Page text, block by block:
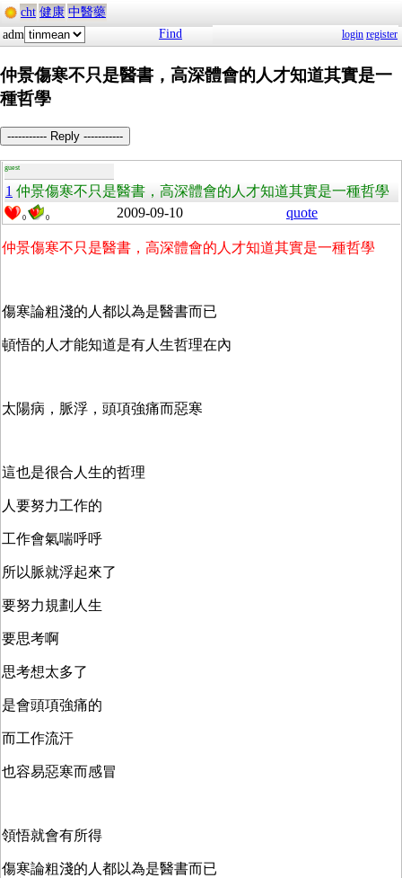
cht 健康 中醫藥
adm
Find login register
仲景傷寒不只是醫書，高深體會的人才知道其實是一
種哲學
----------- Reply -----------
guest
1 仲景傷寒不只是醫書，高深體會的人才知道其實是一種哲學
0 0 2009-09-10 quote
仲景傷寒不只是醫書，高深體會的人才知道其實是一種哲學
傷寒論粗淺的人都以為是醫書而已
頓悟的人才能知道是有人生哲理在內
太陽病，脈浮，頭項強痛而惡寒
這也是很合人生的哲理
人要努力工作的
工作會氣喘呼呼
所以脈就浮起來了
要努力規劃人生
要思考啊
思考想太多了
是會頭項強痛的
而工作流汗
也容易惡寒而感冒
領悟就會有所得
傷寒論粗淺的人都以為是醫書而已